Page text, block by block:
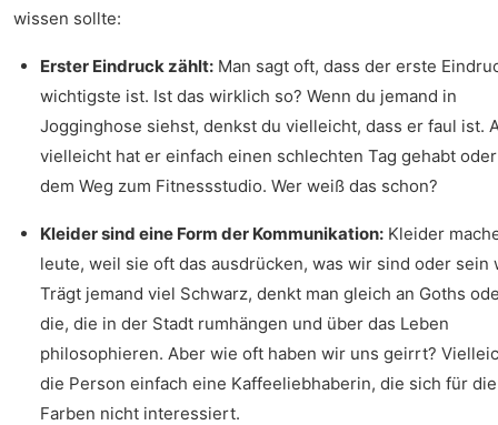
wissen sollte:
Erster Eindruck zählt: Man sagt oft, dass der erste
wichtigste ist. Ist das wirklich so? Wenn du jemand in
Jogginghose siehst, denkst du vielleicht, dass er faul ist.
vielleicht hat er einfach einen schlechten Tag gehabt
dem Weg zum Fitnessstudio. Wer weiß das schon?
Kleider sind eine Form der Kommunikation: Kleider
leute, weil sie oft das ausdrücken, was wir sind oder sein
Trägt jemand viel Schwarz, denkt man gleich an Goths
die, die in der Stadt rumhängen und über das Leben
philosophieren. Aber wie oft haben wir uns geirrt?
die Person einfach eine Kaffeeliebhaberin, die sich für die
Farben nicht interessiert.